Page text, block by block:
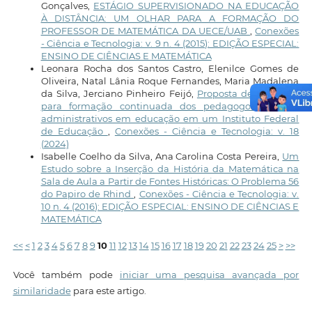
Gonçalves, ESTÁGIO SUPERVISIONADO NA EDUCAÇÃO
À DISTÂNCIA: UM OLHAR PARA A FORMAÇÃO DO
PROFESSOR DE MATEMÁTICA DA UECE/UAB
,Conexões
- Ciência e Tecnologia: v. 9 n. 4 (2015): EDIÇÃO ESPECIAL:
ENSINO DE CIÊNCIAS E MATEMÁTICA
Leonara Rocha dos Santos Castro, Elenilce Gomes de
Oliveira, Natal Lânia Roque Fernandes, Maria Madalena
da Silva, Jerciano Pinheiro Feijó, Proposta de diretrizes
para formação continuada dos pedagogos técnico-
administrativos em educação em um Instituto Federal
de Educação
Conexões - Ciência e Tecnologia: v. 18
(2024)
Isabelle Coelho da Silva, Ana Carolina Costa Pereira, Um
Estudo sobre a Inserção da História da Matemática na
Sala de Aula a Partir de Fontes Históricas: O Problema 56
do Papiro de Rhind
Conexões - Ciência e Tecnologia: v.
10 n. 4 (2016): EDIÇÃO ESPECIAL: ENSINO DE CIÊNCIAS E
MATEMÁTICA
<< < 1 2 3 4 5 6 7 8 9 10 11 12 13 14 15 16 17 18 19 20 21 22 23 24 25 > >>
Você também pode iniciar uma pesquisa avançada por
similaridadepara este artigo.